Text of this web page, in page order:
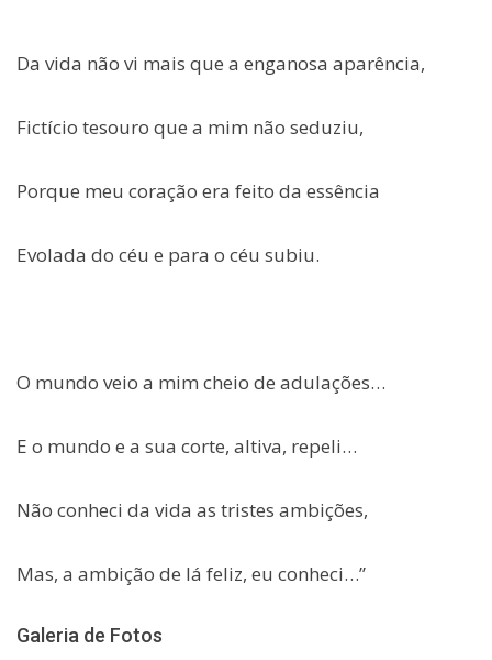
Da vida não vi mais que a enganosa aparência,
Fictício tesouro que a mim não seduziu,
Porque meu coração era feito da essência
Evolada do céu e para o céu subiu.
O mundo veio a mim cheio de adulações…
E o mundo e a sua corte, altiva, repeli…
Não conheci da vida as tristes ambições,
Mas, a ambição de lá feliz, eu conheci…”
Galeria de Fotos